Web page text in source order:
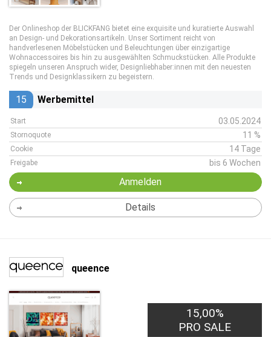
Der Onlineshop der BLICKFANG bietet eine exquisite und kuratierte Auswahl
an Design- und Dekorationsartikeln. Unser Sortiment reicht von
handverlesenen Möbelstücken und Beleuchtungen über einzigartige
Wohnaccessoires bis hin zu ausgewählten Schmuckstücken. Alle Produkte
spiegeln unseren Anspruch wider, Designliebhaber:innen mit den neuesten
Trends und Designklassikern zu begeistern.
15 Werbemittel
Start 03.05.2024
Stornoquote 11 %
Cookie 14 Tage
Freigabe bis 6 Wochen
Anmelden
Details
queence
15,00%
PRO SALE